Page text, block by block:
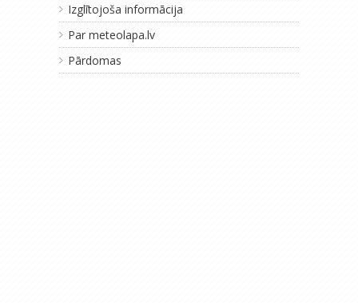
Izglītojoša informācija
Par meteolapa.lv
Pārdomas